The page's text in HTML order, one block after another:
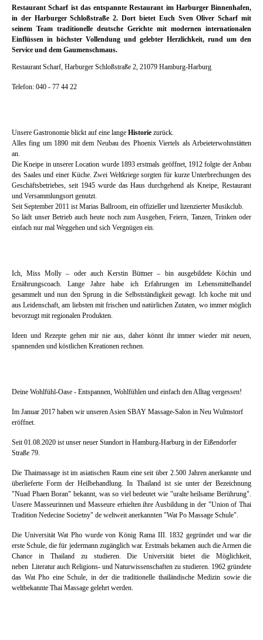
Restaurant Scharf ist das entspannte Restaurant im Harburger Binnenhafen,
in der Harburger Schloßstraße 2. Dort bietet Euch Sven Oliver Scharf mit
seinem Team traditionelle deutsche Gerichte mit modernen internationalen
Einflüssen in höchster Vollendung und gelebter Herzlichkeit, rund um den
Service und dem Gaumenschmaus.
Restaurant Scharf, Harburger Schloßstraße 2, 21079 Hamburg-Harburg
Telefon: 040 - 77 44 22
Unsere Gastronomie blickt auf eine lange Historie zurück.
Alles fing um 1890 mit dem Neubau des Phoenix Viertels als Arbeieterwohnstätten
an.
Die Kneipe in unserer Location wurde 1893 erstmals geöffnet, 1912 folgte der Anbau
des Saales und einer Küche. Zwei Weltkriege sorgten für kurze Unterbrechungen des
Geschäftsbetriebes, seit 1945 wurde das Haus durchgehend als Kneipe, Restaurant
und Versammlungsort genutzt.
Seit September 2011 ist Marias Ballroom, ein offizieller und lizenzierter Musikclub.
So lädt unser Betrieb auch heute noch zum Ausgehen, Feiern, Tanzen, Trinken oder
einfach nur mal Weggehen und sich Vergnügen ein.
Ich, Miss Molly – oder auch Kerstin Büttner – bin ausgebildete Köchin und
Ernährungscoach. Lange Jahre habe ich Erfahrungen im Lebensmittelhandel
gesammelt und nun den Sprung in die Selbstständigkeit gewagt. Ich koche mit und
aus Leidenschaft, am liebsten mit frischen und natürlichen Zutaten, wo immer möglich
bevorzugt mit regionalen Produkten.
Ideen und Rezepte gehen mir nie aus, daher könnt ihr immer wieder mit neuen,
spannenden und köstlichen Kreationen rechnen.
Deine Wohlfühl-Oase - Entspannen, Wohlfühlen und einfach den Alltag vergessen!
Im Januar 2017 haben wir unseren Asien SBAY Massage-Salon in Neu Wulmstorf
eröffnet.
Seit 01.08.2020 ist unser neuer Standort in Hamburg-Harburg in der Eißendorfer
Straße 79.
Die Thaimassage ist im asiatischen Raum eine seit über 2.500 Jahren anerkannte und
überlieferte Form der Heilbehandlung. In Thailand ist sie unter der Bezeichnung
"Nuad Phaen Boran" bekannt, was so viel bedeutet wie "uralte heilsame Berührung".
Unsere Masseurinnen und Masseure erhielten ihre Ausbildung in der "Union of Thai
Tradition Nedecine Societny" de weltweit anerkannten "Wat Po Massage Schule".
Die Universität Wat Pho wurde von König Rama III. 1832 gegründet und war die
erste Schule, die für jedermann zugänglich war. Erstmals bekamen auch die Armen die
Chance in Thailand zu studieren. Die Universität bietet die Möglichkeit,
neben Literatur auch Religions- und Naturwissenschaften zu studieren. 1962 gründete
das Wat Pho eine Schule, in der die traditionelle thailändische Medizin sowie die
weltbekannte Thai Massage gelehrt werden.